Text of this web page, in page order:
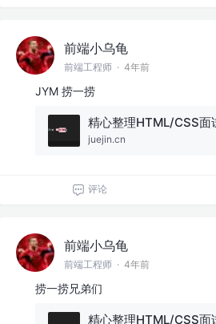
前端小乌龟
前端工程师 · 4年前
JYM 捞一捞
juejin.cn
评论
前端小乌龟
前端工程师 · 4年前
捞一捞兄弟们